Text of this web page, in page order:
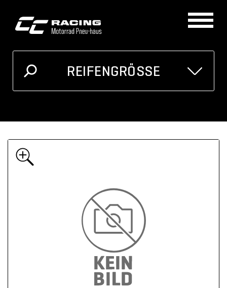
REIFENGRÖSSE
Oder unten auswählen
Höhe Zoll
Suchen